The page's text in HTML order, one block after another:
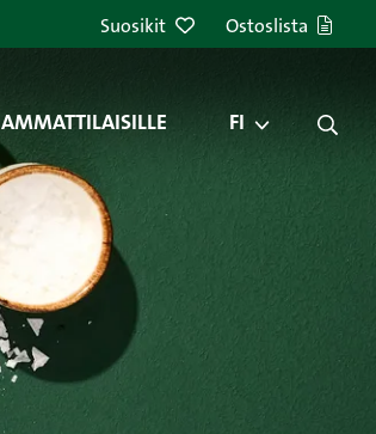
Suosikit Ostoslista
AMMATTILAISILLE FI